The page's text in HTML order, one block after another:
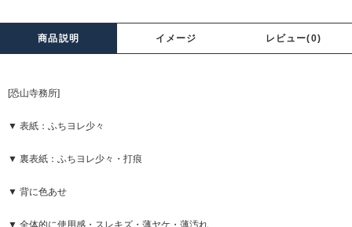
商品説明 イメージ レビュー(0)
[恐山寺務所]
▼ 表紙：ふちヨレ少々
▼ 裏表紙：ふちヨレ少々・打痕
▼ 背に色あせ
▼ 全体的に使用感・スレキズ・薄ヤケ・薄汚れ